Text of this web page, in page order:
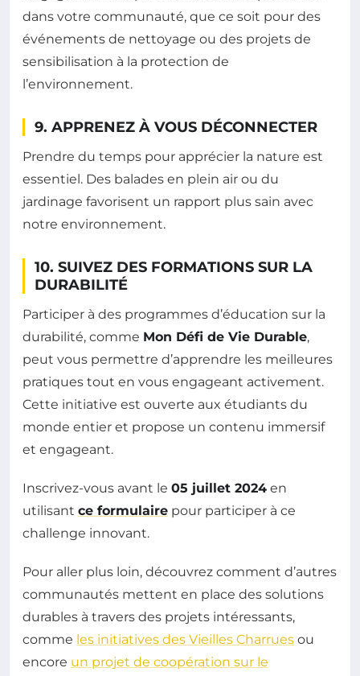
dans votre communauté, que ce soit pour des
événements de nettoyage ou des projets de
sensibilisation à la protection de
l’environnement.
9. APPRENEZ À VOUS DÉCONNECTER
Prendre du temps pour apprécier la nature est
essentiel. Des balades en plein air ou du
jardinage favorisent un rapport plus sain avec
notre environnement.
10. SUIVEZ DES FORMATIONS SUR LA
DURABILITÉ
Participer à des programmes d’éducation sur la
durabilité, comme Mon Défi de Vie Durable,
peut vous permettre d’apprendre les meilleures
pratiques tout en vous engageant activement.
Cette initiative est ouverte aux étudiants du
monde entier et propose un contenu immersif
et engageant.
Inscrivez-vous avant le 05 juillet 2024 en
utilisant ce formulaire pour participer à ce
challenge innovant.
Pour aller plus loin, découvrez comment d’autres
communautés mettent en place des solutions
durables à travers des projets intéressants,
comme les initiatives des Vieilles Charrues ou
encore un projet de coopération sur le